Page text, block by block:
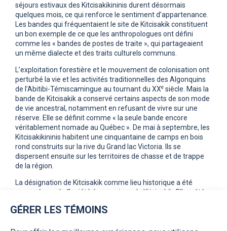
GÉRER LES TÉMOINS
séjours estivaux des Kitcisakikininis durent désormais
quelques mois, ce qui renforce le sentiment d’appartenance.
Les bandes qui fréquentaient le site de Kitcisakik constituent
un bon exemple de ce que les anthropologues ont défini
comme les « bandes de postes de traite », qui partageaient
un même dialecte et des traits culturels communs.
L’exploitation forestière et le mouvement de colonisation ont
perturbé la vie et les activités traditionnelles des Algonquins
de l’Abitibi-Témiscamingue au tournant du XXe siècle. Mais la
bande de Kitcisakik a conservé certains aspects de son mode
de vie ancestral, notamment en refusant de vivre sur une
réserve. Elle se définit comme « la seule bande encore
véritablement nomade au Québec ». De mai à septembre, les
Kitcisakikininis habitent une cinquantaine de camps en bois
rond construits sur la rive du Grand lac Victoria. Ils se
dispersent ensuite sur les territoires de chasse et de trappe
de la région.
La désignation de Kitcisakik comme lieu historique a été
proposée par la Société économique de Kitcisakik. Elle a été
Québec reconnaît la signification historique de ce site.